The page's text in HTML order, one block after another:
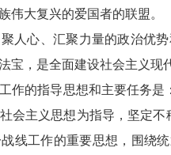
伟大复兴的爱国者的联盟。
心、汇聚力量的政治优势
宝，是全面建设社会主义现
指导思想和主要任务是：
会主义思想为指导，坚定
线工作的重要思想，围绕